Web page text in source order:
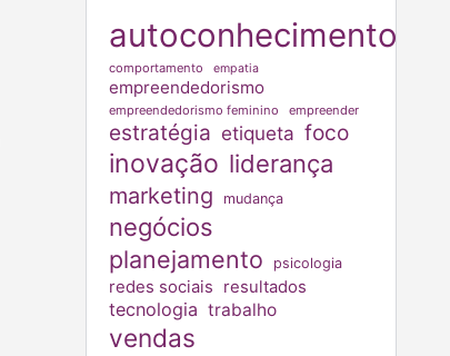
autoconhecimento
comportamento empatia
empreendedorismo
empreendedorismo feminino empreender
estratégia etiqueta foco
inovação liderança
marketing mudança
negócios
planejamento
psicologia
redes sociais resultados
tecnologia trabalho
vendas